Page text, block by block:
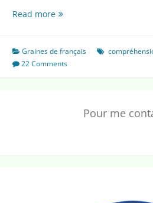
Read moreLes
pour
apprendre
à
Graines de français
22 Comments
Pour me